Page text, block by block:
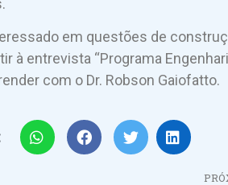
em questões de
à entrevista “Programa
com o Dr. Robson Gaiofatto.